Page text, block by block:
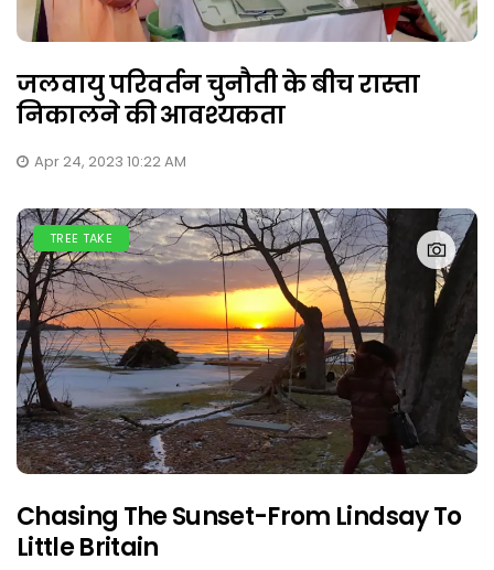
जलवायु परिवर्तन चुनौती के बीच रास्ता
निकालने की आवश्यकता
Apr 24, 2023 10:22 AM
TREE TAKE
Chasing The Sunset-From Lindsay To
Little Britain